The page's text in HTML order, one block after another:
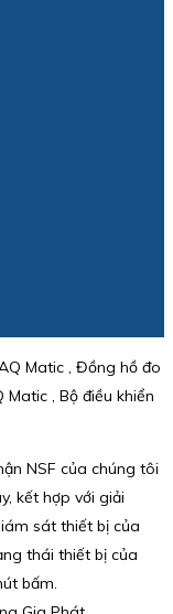
Matic , Đồng hồ đo
, Bộ điều khiển
NSF của chúng tôi
kết hợp với giải
sát thiết bị của
thái thiết bị của
bấm.